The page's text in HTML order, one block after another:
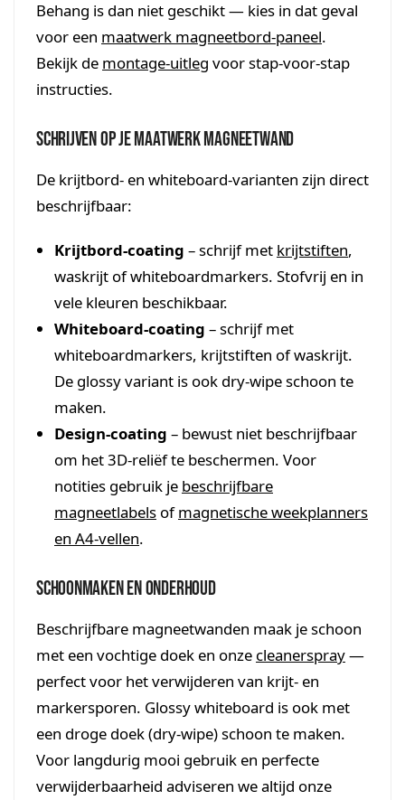
Behang is dan niet geschikt — kies in dat geval
voor een maatwerk magneetbord-paneel.
Bekijk de montage-uitleg voor stap-voor-stap
instructies.
Schrijven op je maatwerk magneetwand
De krijtbord- en whiteboard-varianten zijn direct
beschrijfbaar:
Krijtbord-coating – schrijf met krijtstiften,
waskrijt of whiteboardmarkers. Stofvrij en in
vele kleuren beschikbaar.
Whiteboard-coating – schrijf met
whiteboardmarkers, krijtstiften of waskrijt.
De glossy variant is ook dry-wipe schoon te
maken.
Design-coating – bewust niet beschrijfbaar
om het 3D-reliëf te beschermen. Voor
notities gebruik je beschrijfbare
magneetlabels ofmagnetische weekplanners
en A4-vellen.
Schoonmaken en onderhoud
Beschrijfbare magneetwanden maak je schoon
met een vochtige doek en onze cleanerspray—
perfect voor het verwijderen van krijt- en
markersporen. Glossy whiteboard is ook met
een droge doek (dry-wipe) schoon te maken.
Voor langdurig mooi gebruik en perfecte
verwijderbaarheid adviseren we altijd onze